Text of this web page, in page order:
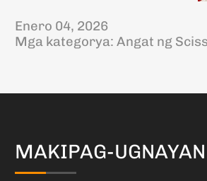
Enero 04, 2026
Mga kategorya:Angat ng
MAKIPAG-UGNAYAN